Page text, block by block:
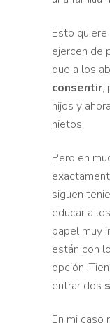
Esto
ejercen de
que a los
consentir,
hijos y
nietos.
Pero en
siguen
educar a
papel muy
están con
opción.
entrar dos
En mi caso